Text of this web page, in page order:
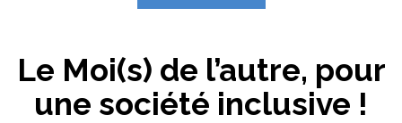
Le Moi(s) de l’autre, pour
une société inclusive !